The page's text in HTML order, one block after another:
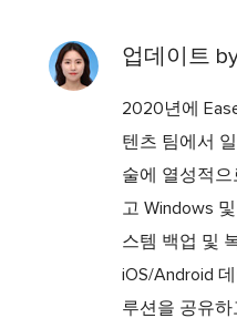
업데이트
2020년에
텐츠 팀에서
술에 열성적
고 Windows
스템 백업 및
iOS/Android
루션을 공유하